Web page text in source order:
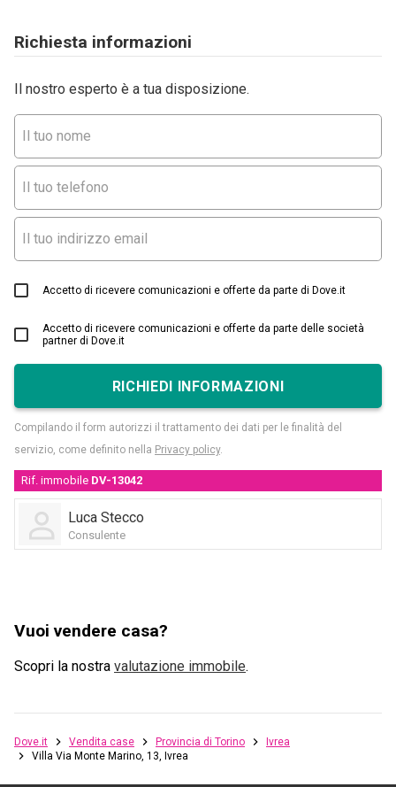
Richiesta informazioni
Il nostro esperto è a tua disposizione.
Accetto di ricevere comunicazioni e offerte da parte di Dove.it
Accetto di ricevere comunicazioni e offerte da parte delle società
partner di Dove.it
RICHIEDI INFORMAZIONI
Compilando il form autorizzi il trattamento dei dati per le finalità del
servizio, come definito nella Privacy policy.
Rif. immobile DV-13042
Luca Stecco
Consulente
Vuoi vendere casa?
Scopri la nostra valutazione immobile.
Dove.it Vendita case Provincia di Torino
Ivrea
Villa Via Monte Marino, 13, Ivrea